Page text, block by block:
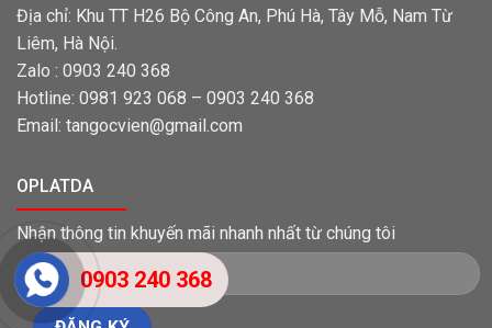
Địa chỉ: Khu TT H26 Bộ Công An, Phú Hà, Tây Mỗ, Nam Từ
Liêm, Hà Nội.
Zalo : 0903 240 368
Hotline: 0981 923 068 – 0903 240 368
Email: tangocvien@gmail.com
OPLATDA
Nhận thông tin khuyến mãi nhanh nhất từ chúng tôi
0903 240 368